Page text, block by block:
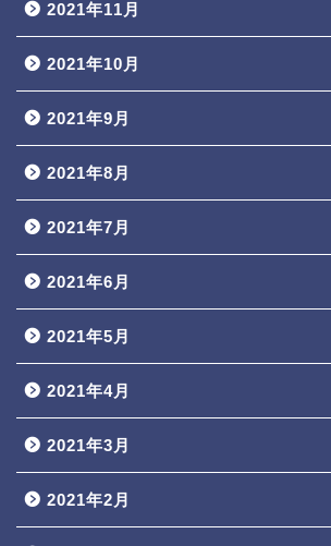
2021年11月
2021年10月
2021年9月
2021年8月
2021年7月
2021年6月
2021年5月
2021年4月
2021年3月
2021年2月